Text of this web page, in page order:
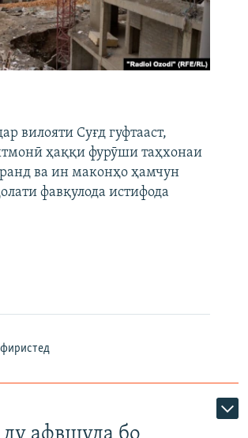
вилояти Суғд гуфтааст,
ҳаққи фурӯши таҳхонаи
ва ин маконҳо ҳамчун
фавқулода истифода